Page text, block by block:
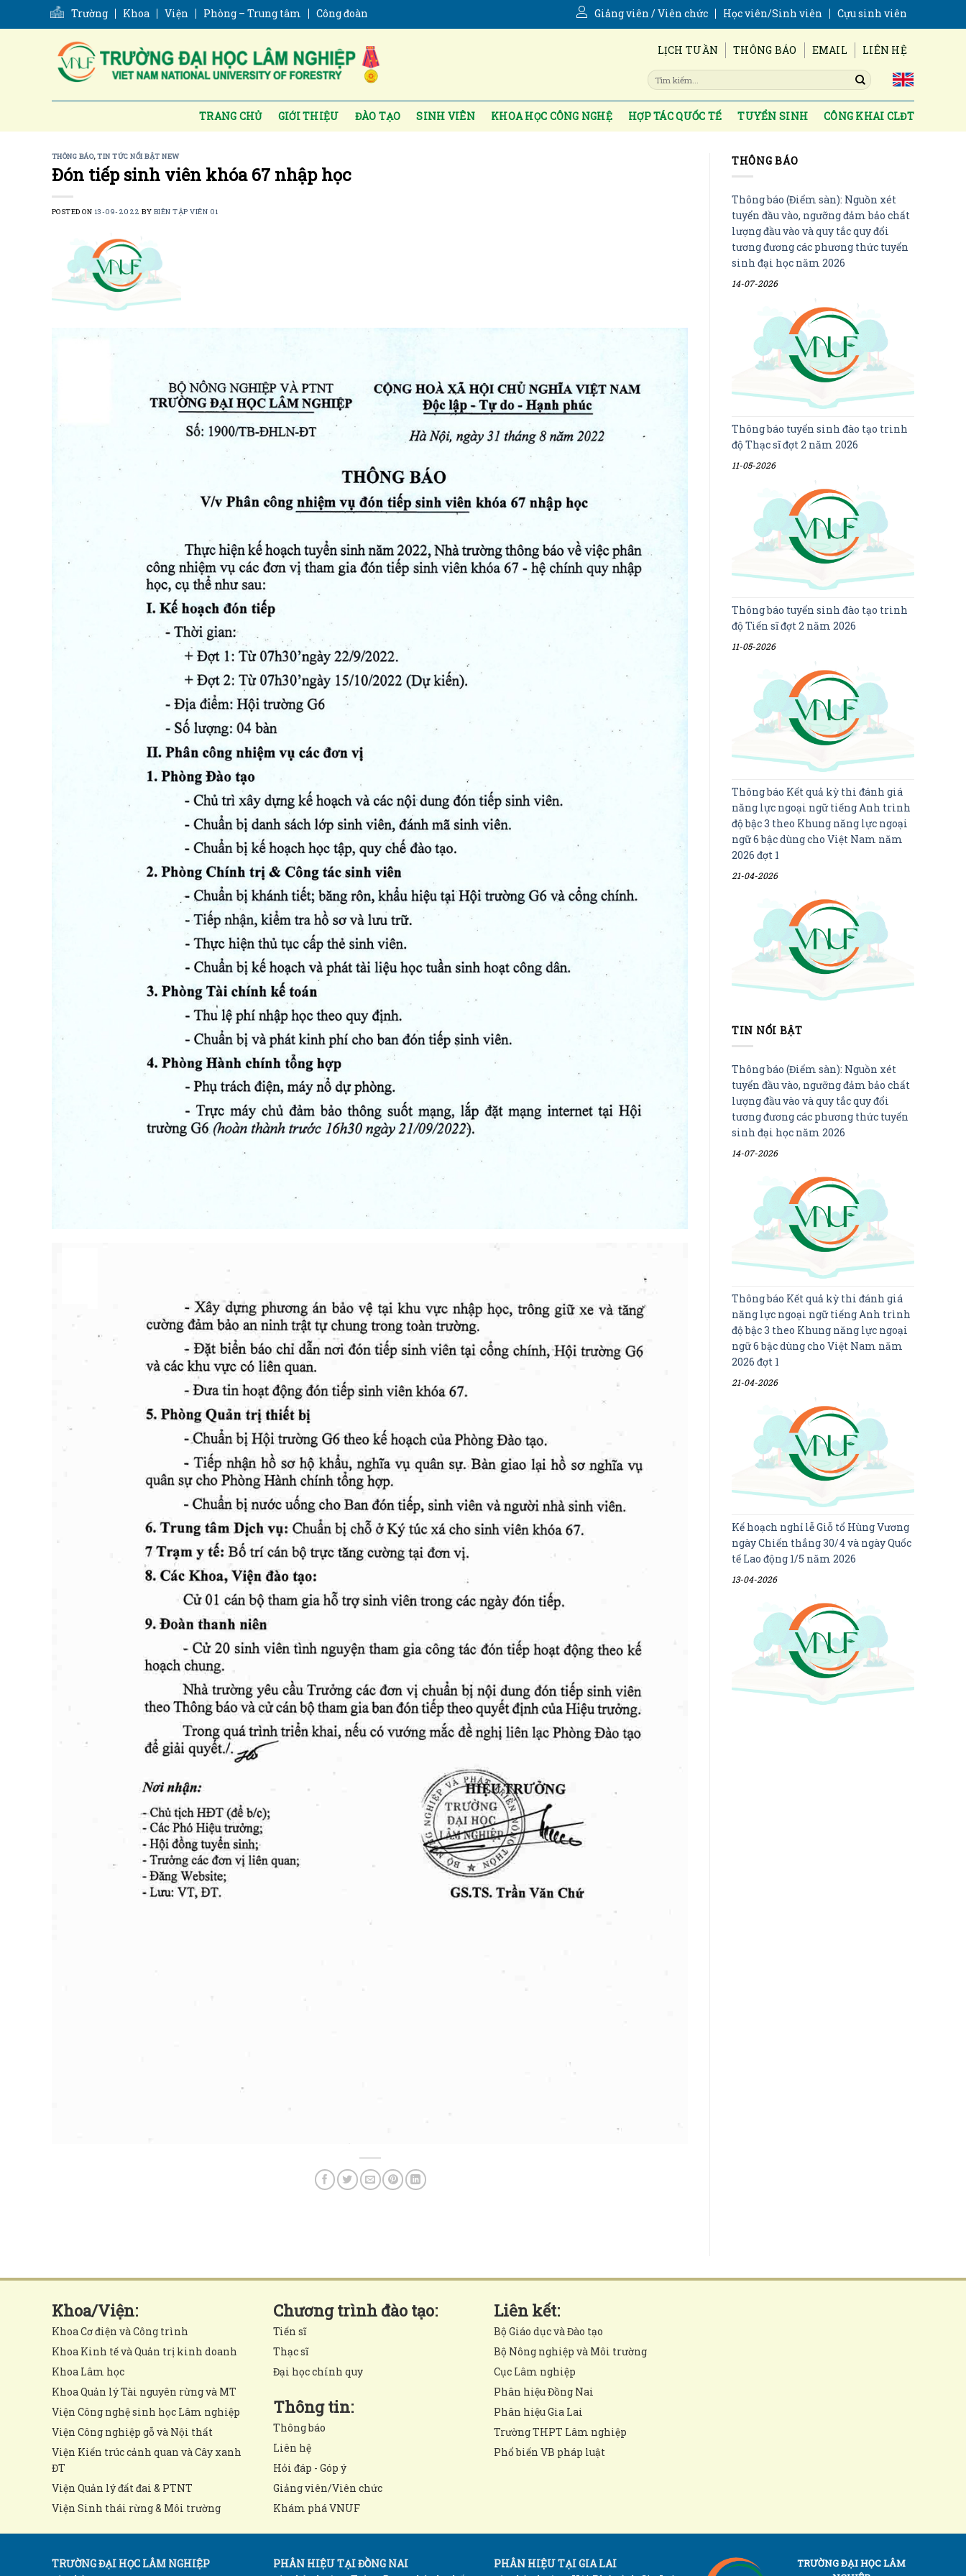
Trường Khoa Viện Phòng – Trung tâm Công đoàn Giảng viên / Viên chức Học viên/Sinh viên Cựu sinh viên
LỊCH TUẦN THÔNG BÁO EMAIL LIÊN HỆ
TRANG CHỦ GIỚI THIỆU ĐÀO TẠO SINH VIÊN KHOA HỌC CÔNG NGHỆ HỢP TÁC QUỐC TẾ TUYỂN SINH CÔNG KHAI CLĐT
THÔNG BÁO,TIN TỨC NỔI BẬT NEW
Đón tiếp sinh viên khóa 67 nhập học
POSTED ON 13-09-2022 BY BIÊN TẬP VIÊN 01
THÔNG BÁO
Thông báo (Điểm sàn): Nguồn xét
tuyển đầu vào, ngưỡng đảm bảo chất
lượng đầu vào và quy tắc quy đổi
tương đương các phương thức tuyển
sinh đại học năm 2026
14-07-2026
Thông báo tuyển sinh đào tạo trình
độ Thạc sĩ đợt 2 năm 2026
11-05-2026
Thông báo tuyển sinh đào tạo trình
độ Tiến sĩ đợt 2 năm 2026
11-05-2026
Thông báo Kết quả kỳ thi đánh giá
năng lực ngoại ngữ tiếng Anh trình
độ bậc 3 theo Khung năng lực ngoại
ngữ 6 bậc dùng cho Việt Nam năm
2026 đợt 1
21-04-2026
TIN NỔI BẬT
Thông báo (Điểm sàn): Nguồn xét
tuyển đầu vào, ngưỡng đảm bảo chất
lượng đầu vào và quy tắc quy đổi
tương đương các phương thức tuyển
sinh đại học năm 2026
14-07-2026
Thông báo Kết quả kỳ thi đánh giá
năng lực ngoại ngữ tiếng Anh trình
độ bậc 3 theo Khung năng lực ngoại
ngữ 6 bậc dùng cho Việt Nam năm
2026 đợt 1
21-04-2026
Kế hoạch nghỉ lễ Giỗ tổ Hùng Vương
ngày Chiến thắng 30/4 và ngày Quốc
tế Lao động 1/5 năm 2026
13-04-2026
Khoa/Viện:
Khoa Cơ điện và Công trình
Khoa Kinh tế và Quản trị kinh doanh
Khoa Lâm học
Khoa Quản lý Tài nguyên rừng và MT
Viện Công nghệ sinh học Lâm nghiệp
Viện Công nghiệp gỗ và Nội thất
Viện Kiến trúc cảnh quan và Cây xanh
ĐT
Viện Quản lý đất đai & PTNT
Viện Sinh thái rừng & Môi trường
Chương trình đào tạo:
Tiến sĩ
Thạc sĩ
Đại học chính quy
Thông tin:
Thông báo
Liên hệ
Hỏi đáp - Góp ý
Giảng viên/Viên chức
Khám phá VNUF
Liên kết:
Bộ Giáo dục và Đào tạo
Bộ Nông nghiệp và Môi trường
Cục Lâm nghiệp
Phân hiệu Đồng Nai
Phân hiệu Gia Lai
Trường THPT Lâm nghiệp
Phổ biến VB pháp luật
TRƯỜNG ĐẠI HỌC LÂM NGHIỆP
PHÂN HIỆU TẠI ĐỒNG NAI
PHÂN HIỆU TẠI GIA LAI
TRƯỜNG ĐẠI HỌC LÂM